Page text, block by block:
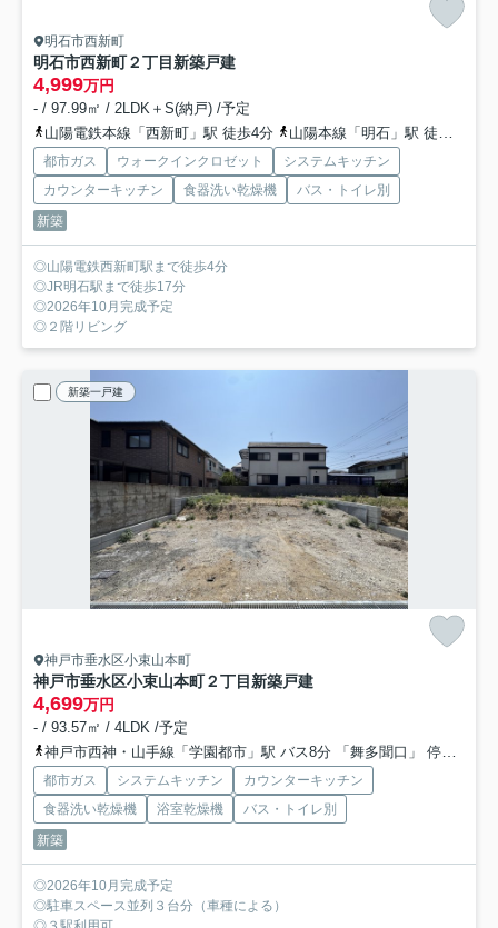
明石市西新町
明石市西新町２丁目新築戸建
4,999万円
- / 97.99㎡ / 2LDK＋S(納戸) /予定
山陽電鉄本線「西新町」駅 徒歩4分
山陽本線「明石」駅 徒歩17分
都市ガス ウォークインクロゼット
システムキッチン
カウンターキッチン
食器洗い乾燥機
バス・トイレ別
新築
◎山陽電鉄西新町駅まで徒歩4分
◎JR明石駅まで徒歩17分
◎2026年10月完成予定
◎２階リビング
新築一戸建
神戸市垂水区小束山本町
神戸市垂水区小束山本町２丁目新築戸建
4,699万円
- / 93.57㎡ / 4LDK /予定
神戸市西神・山手線「学園都市」駅 バス8分 「舞多聞口」 停歩7分
都市ガス システムキッチン
カウンターキッチン
食器洗い乾燥機
浴室乾燥機
バス・トイレ別
新築
◎2026年10月完成予定
◎駐車スペース並列３台分（車種による）